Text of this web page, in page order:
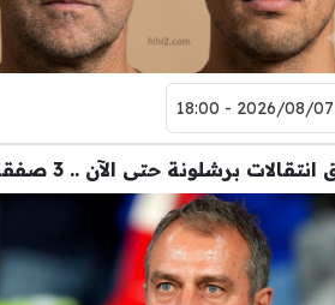
2026/08/07 - 18:00